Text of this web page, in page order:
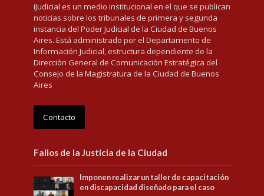
iJudicial es un medio institucional en el que se publican
noticias sobre los tribunales de primera y segunda
instancia del Poder Judicial de la Ciudad de Buenos
Aires. Está administrado por el Departamento de
Información Judicial, estructura dependiente de la
Dirección General de Comunicación Estratégica del
Consejo de la Magistratura de la Ciudad de Buenos
Aires
Contacto
Fallos de la Justicia de la Ciudad
Imponen realizar un taller de capacitación
en discapacidad diseñado para el caso